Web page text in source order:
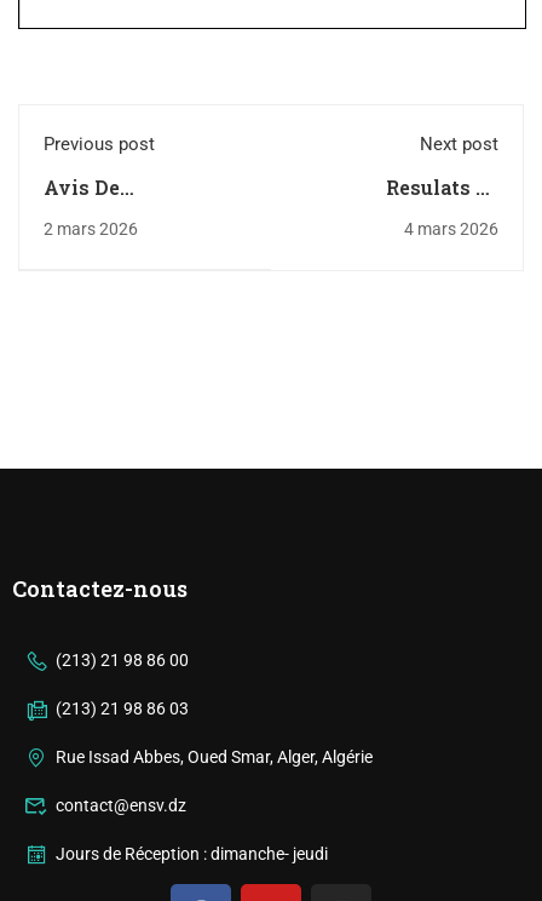
Previous post
Avis De
Consultation No 06/
2 mars 2026
Next post
Resulats de
recrutement
4 mars 2026
Contactez-nous
(213) 21 98 86 00
(213) 21 98 86 03
Rue Issad Abbes, Oued Smar, Alger, Algérie
contact@ensv.dz
Jours de Réception : dimanche- jeudi